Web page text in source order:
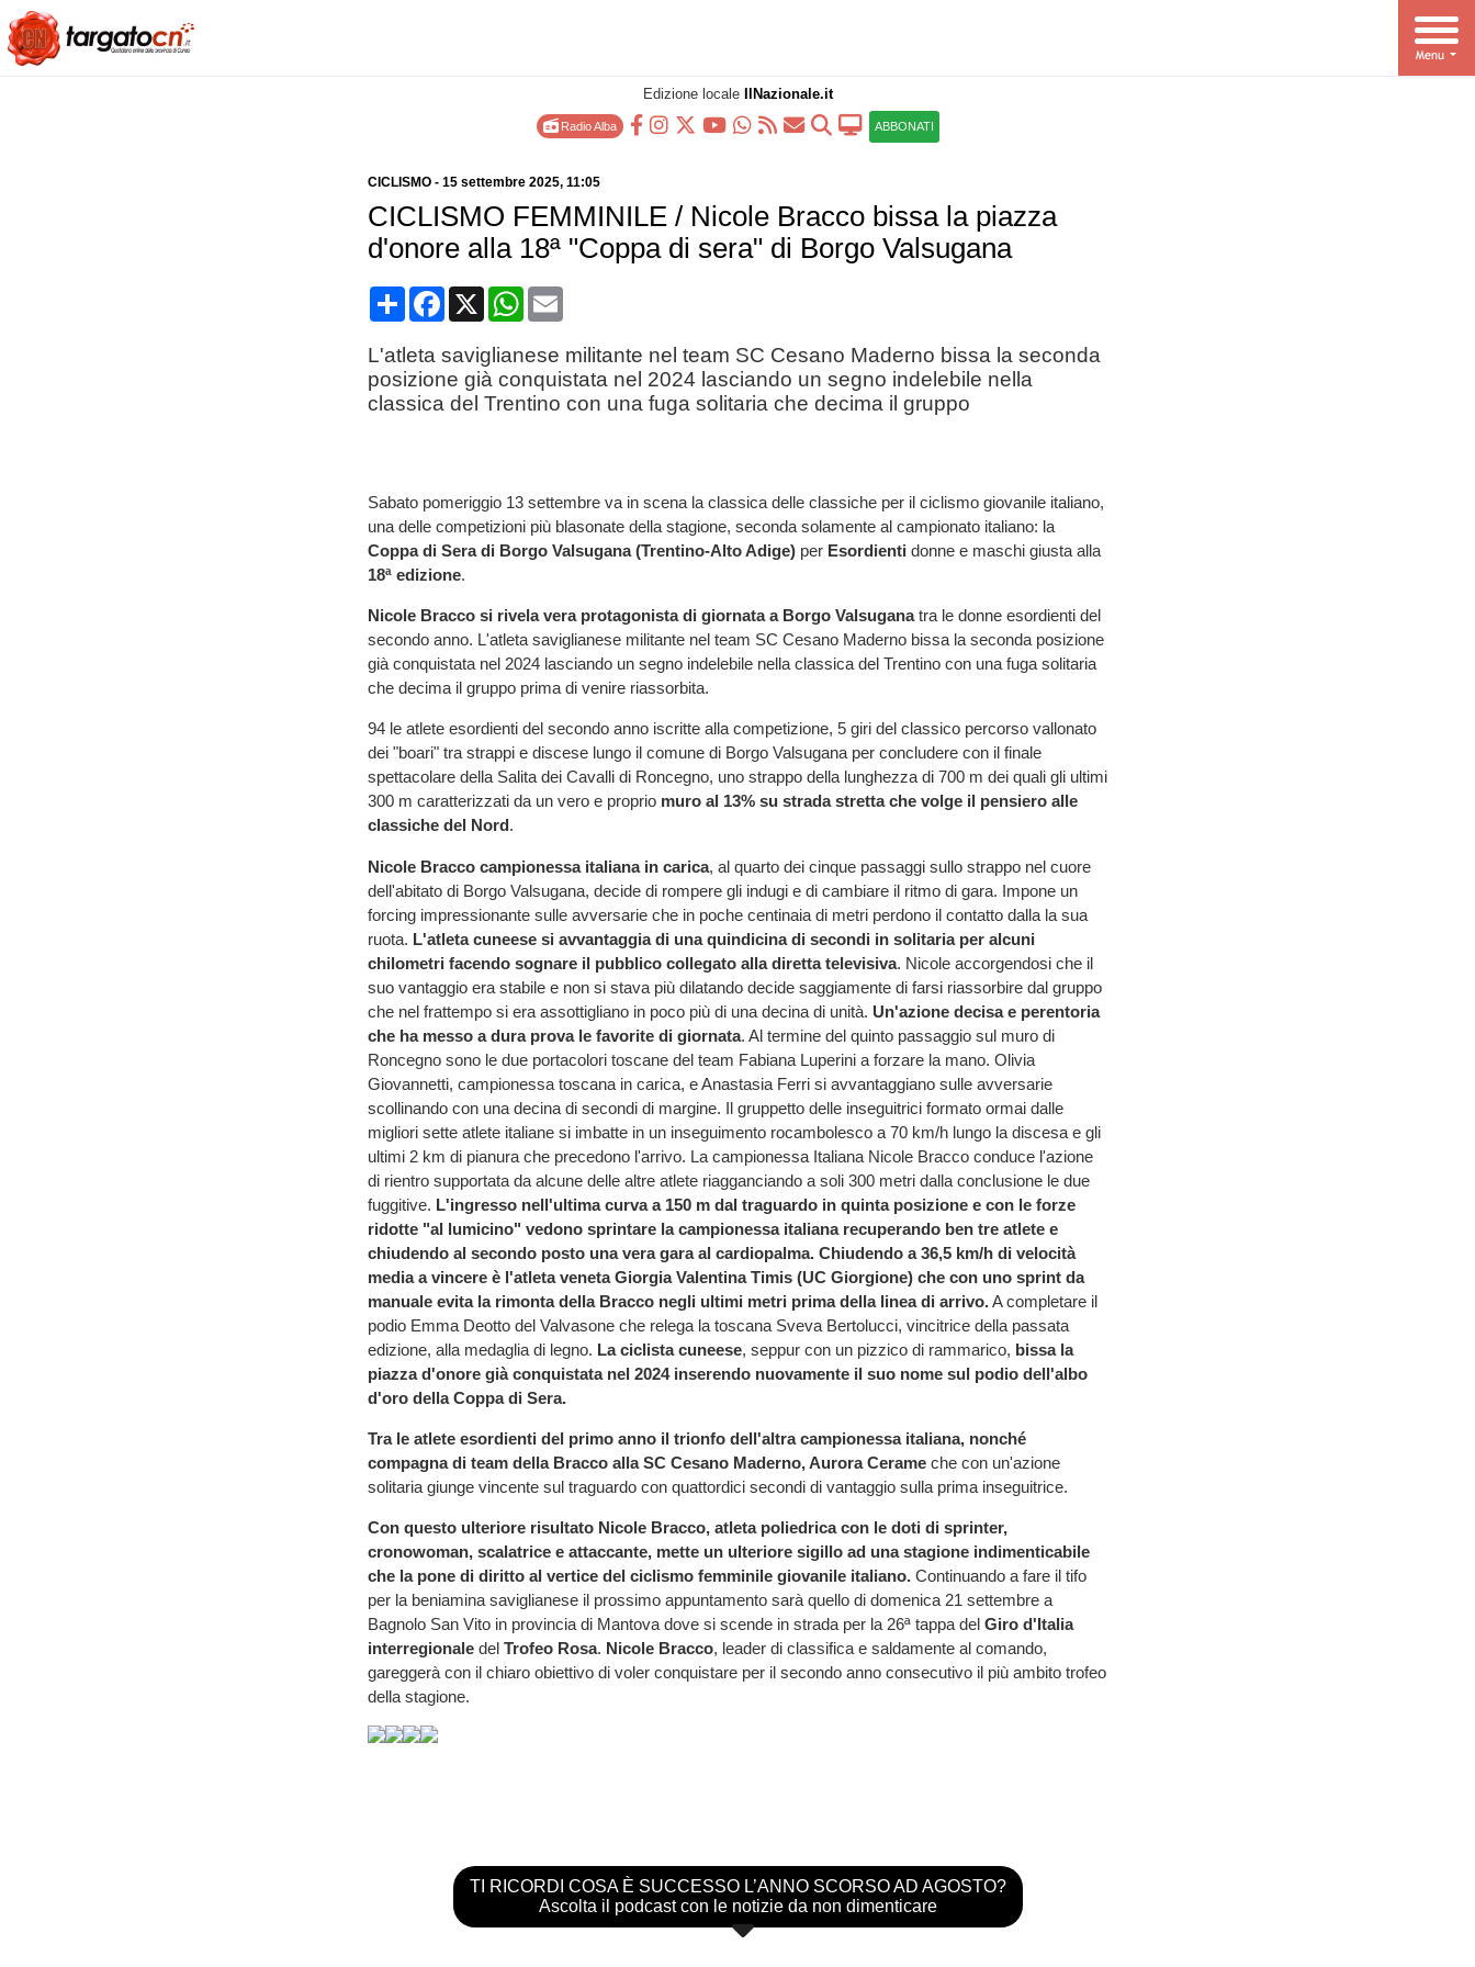
Edizione locale IlNazionale.it
Radio Alba ABBONATI
CICLISMO- 15 settembre 2025, 11:05
CICLISMO FEMMINILE / Nicole Bracco bissa la piazza
d'onore alla 18ª "Coppa di sera" di Borgo Valsugana
CondividiFacebook
X WhatsApp
Email
L'atleta saviglianese militante nel team SC Cesano Maderno bissa la seconda
posizione già conquistata nel 2024 lasciando un segno indelebile nella
classica del Trentino con una fuga solitaria che decima il gruppo
Sabato pomeriggio 13 settembre va in scena la classica delle classiche per il ciclismo giovanile italiano,
una delle competizioni più blasonate della stagione, seconda solamente al campionato italiano: la
Coppa di Sera di Borgo Valsugana (Trentino-Alto Adige) per Esordienti donne e maschi giusta alla
18ª edizione.
Nicole Bracco si rivela vera protagonista di giornata a Borgo Valsuganatra le donne esordienti del
secondo anno. L'atleta saviglianese militante nel team SC Cesano Maderno bissa la seconda posizione
già conquistata nel 2024 lasciando un segno indelebile nella classica del Trentino con una fuga solitaria
che decima il gruppo prima di venire riassorbita.
94 le atlete esordienti del secondo anno iscritte alla competizione, 5 giri del classico percorso vallonato
dei "boari" tra strappi e discese lungo il comune di Borgo Valsugana per concludere con il finale
spettacolare della Salita dei Cavalli di Roncegno, uno strappo della lunghezza di 700 m dei quali gli ultimi
300 m caratterizzati da un vero e proprio muro al 13% su strada stretta che volge il pensiero alle
classiche del Nord.
Nicole Bracco campionessa italiana in carica, al quarto dei cinque passaggi sullo strappo nel cuore
dell'abitato di Borgo Valsugana, decide di rompere gli indugi e di cambiare il ritmo di gara. Impone un
forcing impressionante sulle avversarie che in poche centinaia di metri perdono il contatto dalla la sua
ruota. L'atleta cuneese si avvantaggia di una quindicina di secondi in solitaria per alcuni
chilometri facendo sognare il pubblico collegato alla diretta televisiva. Nicole accorgendosi che il
suo vantaggio era stabile e non si stava più dilatando decide saggiamente di farsi riassorbire dal gruppo
che nel frattempo si era assottigliano in poco più di una decina di unità. Un'azione decisa e perentoria
che ha messo a dura prova le favorite di giornata. Al termine del quinto passaggio sul muro di
Roncegno sono le due portacolori toscane del team Fabiana Luperini a forzare la mano. Olivia
Giovannetti, campionessa toscana in carica, e Anastasia Ferri si avvantaggiano sulle avversarie
scollinando con una decina di secondi di margine. Il gruppetto delle inseguitrici formato ormai dalle
migliori sette atlete italiane si imbatte in un inseguimento rocambolesco a 70 km/h lungo la discesa e gli
ultimi 2 km di pianura che precedono l'arrivo. La campionessa Italiana Nicole Bracco conduce l'azione
di rientro supportata da alcune delle altre atlete riagganciando a soli 300 metri dalla conclusione le due
fuggitive. L'ingresso nell'ultima curva a 150 m dal traguardo in quinta posizione e con le forze
ridotte "al lumicino" vedono sprintare la campionessa italiana recuperando ben tre atlete e
chiudendo al secondo posto una vera gara al cardiopalma. Chiudendo a 36,5 km/h di velocità
media a vincere è l'atleta veneta Giorgia Valentina Timis (UC Giorgione) che con uno sprint da
manuale evita la rimonta della Bracco negli ultimi metri prima della linea di arrivo.A completare il
podio Emma Deotto del Valvasone che relega la toscana Sveva Bertolucci, vincitrice della passata
edizione, alla medaglia di legno. La ciclista cuneese, seppur con un pizzico di rammarico, bissa la
piazza d'onore già conquistata nel 2024 inserendo nuovamente il suo nome sul podio dell'albo
d'oro della Coppa di Sera.
Tra le atlete esordienti del primo anno il trionfo dell'altra campionessa italiana, nonché
compagna di team della Bracco alla SC Cesano Maderno, Aurora Cerameche con un'azione
solitaria giunge vincente sul traguardo con quattordici secondi di vantaggio sulla prima inseguitrice.
Con questo ulteriore risultato Nicole Bracco, atleta poliedrica con le doti di sprinter,
cronowoman, scalatrice e attaccante, mette un ulteriore sigillo ad una stagione indimenticabile
che la pone di diritto al vertice del ciclismo femminile giovanile italiano.Continuando a fare il tifo
per la beniamina saviglianese il prossimo appuntamento sarà quello di domenica 21 settembre a
Bagnolo San Vito in provincia di Mantova dove si scende in strada per la 26ª tappa del Giro d'Italia
interregionaledel Trofeo Rosa. Nicole Bracco, leader di classifica e saldamente al comando,
gareggerà con il chiaro obiettivo di voler conquistare per il secondo anno consecutivo il più ambito trofeo
della stagione.
TI RICORDI COSA È SUCCESSO L’ANNO SCORSO AD AGOSTO?
Ascolta il podcast con le notizie da non dimenticare